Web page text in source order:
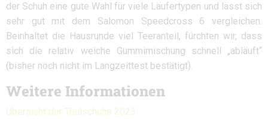
der Schuh eine gute Wahl für viele Läufertypen und lässt sich
sehr gut mit dem Salomon Speedcross 6 vergleichen.
Beinhaltet die Hausrunde viel Teeranteil, fürchten wir, dass
sich die relativ weiche Gummimischung schnell „abläuft“
(bisher noch nicht im Langzeittest bestätigt).
Weitere Informationen
Übersicht der Trailschuhe 2023